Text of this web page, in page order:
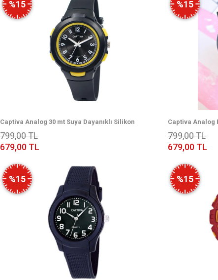
%15
Captiva Analog 30 mt Suya Dayanıklı Silikon
Kordonlu Çoçuk Kol Saati Yeni Moda Şık Tararım
799,00 TL
679,00 TL
%15
Captiva Analog
Çoçuk Kol Saati
799,00 TL
679,00 TL
%15 %15